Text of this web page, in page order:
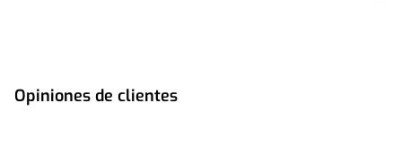
Opiniones de clientes